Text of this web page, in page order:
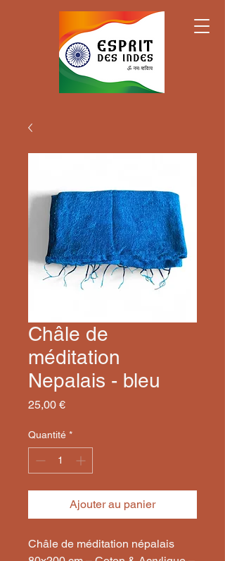
Châle de
méditation
Nepalais - bleu
25,00 €Prix
Quantité *
Ajouter au panier
Châle de méditation népalais